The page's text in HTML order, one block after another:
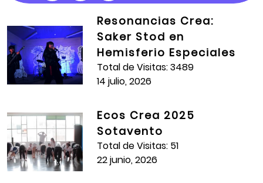
Duración:4:07
Crea:Villemar
Institución Educativa:IED Colegio Villemar El Cármen
Artista Formador:Ángela Vanegas
DIRECCIÓN
Maira Castañeda
Resonancias Crea:
Saker Stod en
Hemisferio Especiales
Total de Visitas: 3489
14 julio, 2026
Ecos Crea 2025
Sotavento
Total de Visitas: 51
22 junio, 2026